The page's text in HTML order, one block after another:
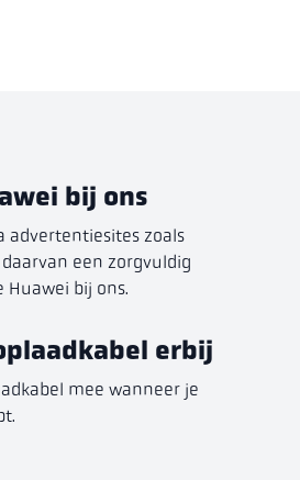
bij ons
advertentiesites zoals
een zorgvuldig
Huawei bij ons.
erbij
mee wanneer je